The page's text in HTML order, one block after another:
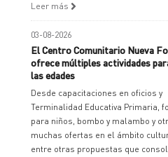
Leer más
03-08-2026
El Centro Comunitario Nueva
ofrece múltiples actividades
las edades
Desde capacitaciones en oficios y
Terminalidad Educativa Primaria,
para niños, bombo y malambo y
muchas ofertas en el ámbito
entre otras propuestas que